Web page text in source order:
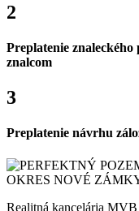
2
Preplatenie
znalcom
3
Preplatenie návrhu
Realitná kancelária